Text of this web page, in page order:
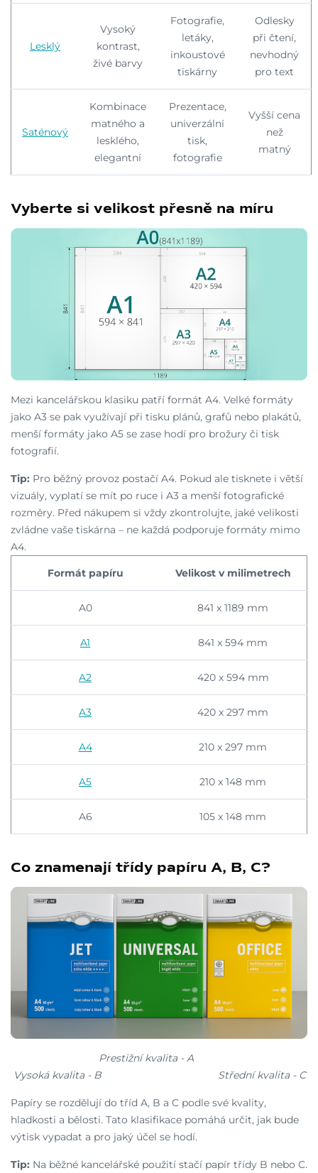
Lesklý
Vysoký
kontrast,
živé barvy
Fotografie,
letáky,
inkoustové
tiskárny
Odlesky
při čtení,
nevhodný
pro text
Saténový
Kombinace
matného a
lesklého,
elegantní
Prezentace,
univerzální
tisk,
fotografie
Vyšší cena
než
matný
Vyberte si velikost přesně na míru
Mezi kancelářskou klasiku patří formát A4. Velké formáty
jako A3 se pak využívají při tisku plánů, grafů nebo plakátů,
menší formáty jako A5 se zase hodí pro brožury či tisk
fotografií.
Tip: Pro běžný provoz postačí A4. Pokud ale tisknete i větší
vizuály, vyplatí se mít po ruce i A3 a menší fotografické
rozměry. Před nákupem si vždy zkontrolujte, jaké velikosti
zvládne vaše tiskárna – ne každá podporuje formáty mimo
A4.
Formát papíru Velikost v milimetrech
A0 841 x 1189 mm
A1 841 x 594 mm
A2 420 x 594 mm
A3 420 x 297 mm
A4 210 x 297 mm
A5 210 x 148 mm
A6 105 x 148 mm
Co znamenají třídy papíru A, B, C?
Prestižní kvalita - A
Vysoká kvalita - B Střední kvalita - C
Papíry se rozdělují do tříd A, B a C podle své kvality,
hladkosti a bělosti. Tato klasifikace pomáhá určit, jak bude
výtisk vypadat a pro jaký účel se hodí.
Tip: Na běžné kancelářské použití stačí papír třídy B nebo C.